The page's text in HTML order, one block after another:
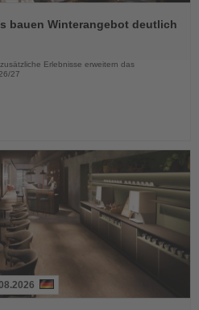
bauen Winterangebot deutlich
Erlebnisse erweitern das
27